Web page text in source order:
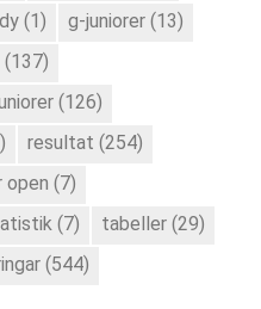
(1) g-juniorer (13)
(137)
(126)
resultat (254)
open (7)
(7) tabeller (29)
(544)